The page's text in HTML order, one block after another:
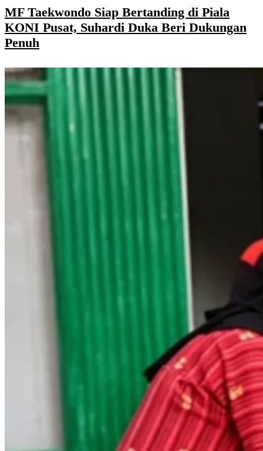
MF Taekwondo Siap Bertanding di Piala
KONI Pusat, Suhardi Duka Beri Dukungan
Penuh